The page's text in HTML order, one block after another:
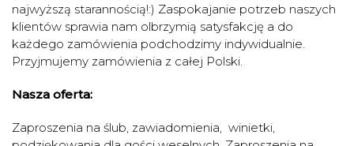
najwyższą starannością!:) Zaspokajanie potrzeb naszych
klientów sprawia nam olbrzymią satysfakcję a do
każdego zamówienia podchodzimy indywidualnie.
Przyjmujemy zamówienia z całej Polski.
Nasza oferta:
Zaproszenia na ślub, zawiadomienia, winietki,